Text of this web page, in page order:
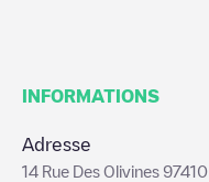
INFORMATIONS
Adresse
14 Rue Des Olivines 97410